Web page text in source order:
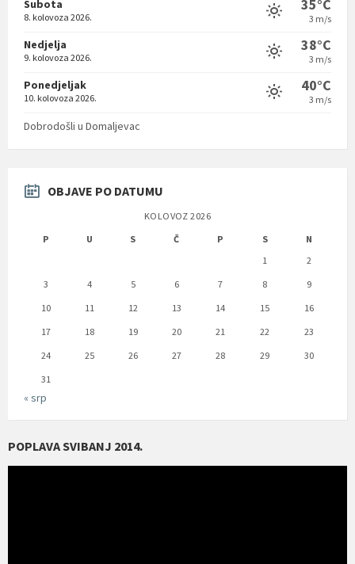
Nedjelja 38°C
Ponedjeljak 40°C
Dobrodošli u Domaljevac
KOLOVOZ 2026
Č
1
2
8
9
10
11 12 13 14 15
16
17
18 19 20 21 22
23
24
25 26 27 28 29
30
31
« srp
POPLAVA SVIBANJ 2014.
Reproduktor